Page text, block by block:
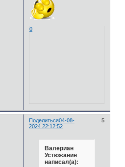
0
Поделиться 5
04-08-
2024 22:12:52
Валериан
Устюжанин
написал(а):